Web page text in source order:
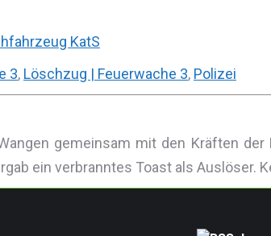
KatS
3, Löschzug | Feuerwache 3, Polizei
gemeinsam mit den Kräften
ein verbranntes Toast als Auslöser.